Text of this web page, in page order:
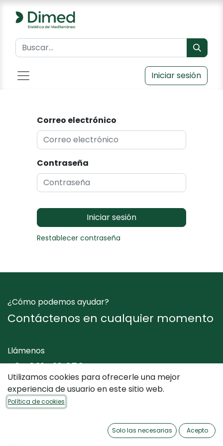
Iniciar sesión
Correo electrónico
Contraseña
Iniciar sesión
Restablecer contraseña
¿Cómo podemos ayudar?
Contáctenos en cualquier momento
Llámenos
+34 961 412 050
Envíenos un mensaje
Utilizamos cookies para ofrecerle una mejor
experiencia de usuario en este sitio web.
Política de cookies
Solo las necesarias Acepto